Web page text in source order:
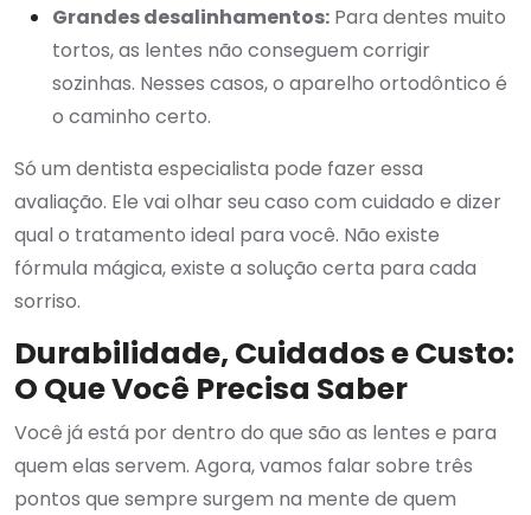
Grandes desalinhamentos: Para dentes muito
tortos, as lentes não conseguem corrigir
sozinhas. Nesses casos, o aparelho ortodôntico é
o caminho certo.
Só um dentista especialista pode fazer essa
avaliação. Ele vai olhar seu caso com cuidado e dizer
qual o tratamento ideal para você. Não existe
fórmula mágica, existe a solução certa para cada
sorriso.
Durabilidade, Cuidados e Custo:
O Que Você Precisa Saber
Você já está por dentro do que são as lentes e para
quem elas servem. Agora, vamos falar sobre três
pontos que sempre surgem na mente de quem